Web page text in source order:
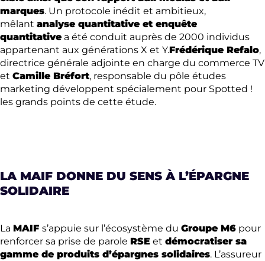
marques. Un protocole inédit et ambitieux,
mêlant analyse quantitative et enquête
quantitative a été conduit auprès de 2000 individus
appartenant aux générations X et Y.Frédérique Refalo,
directrice générale adjointe en charge du commerce TV
et Camille Bréfort, responsable du pôle études
marketing développent spécialement pour Spotted !
les grands points de cette étude.
LA MAIF DONNE DU SENS À L’ÉPARGNE
SOLIDAIRE
La MAIF s’appuie sur l’écosystème du Groupe M6 pour
renforcer sa prise de parole RSE et démocratiser sa
gamme de produits d’épargnes solidaires. L’assureur